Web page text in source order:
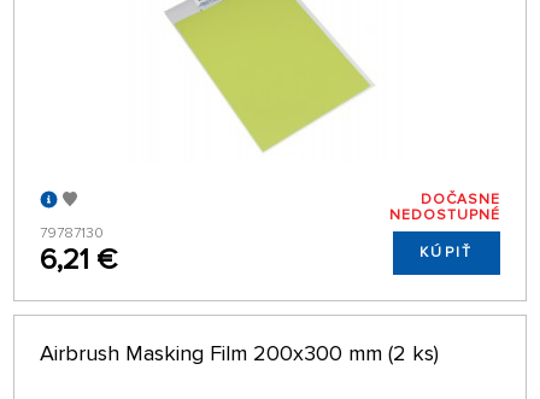
79787130
6,21 €
DOČASNE
NEDOSTUPNÉ
KÚPIŤ
Airbrush Masking Film 200x300 mm (2 ks)